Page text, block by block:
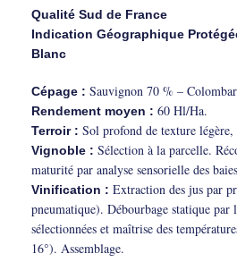
Qualité Sud de France
Indication Géographique
Blanc
Cépage : Sauvignon 70 % –
Rendement moyen : 60 Hl/Ha.
Terroir : Sol profond de texture légère,
Vignoble : Sélection à la parcelle.
maturité par analyse sensorielle des
Vinification : Extraction des jus par
pneumatique). Débourbage statique
sélectionnées et maîtrise des
16°). Assemblage.